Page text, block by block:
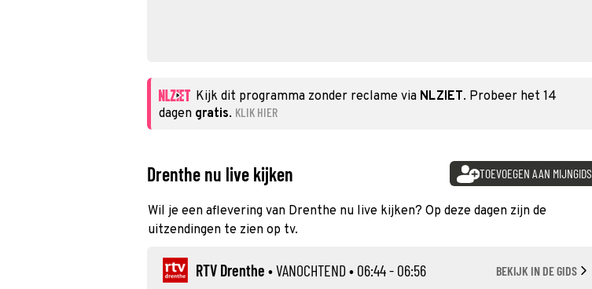
Kijk dit programma zonder reclame via NLZIET. Probeer het 14
dagen gratis. KLIK HIER
Drenthe nu live kijken TOEVOEGEN AAN MIJNGIDS
Wil je een aflevering van Drenthe nu live kijken? Op deze dagen zijn de
uitzendingen te zien op tv.
RTV Drenthe •VANOCHTEND • 06:44 - 06:56 BEKIJK IN DE GIDS